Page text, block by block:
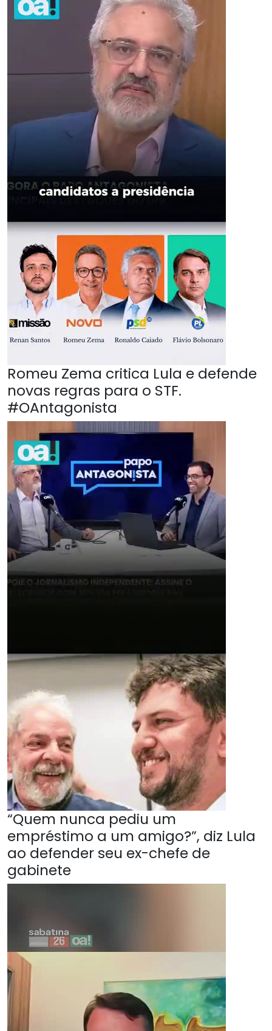
Romeu Zema critica Lula e defende
novas regras para o STF.
#OAntagonista
“Quem nunca pediu um
empréstimo a um amigo?”, diz Lula
ao defender seu ex-chefe de
gabinete